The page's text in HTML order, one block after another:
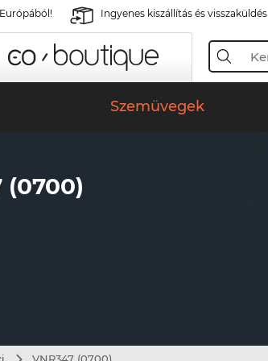
Ingyenes kiszállítás és visszaküldés
Szemüvegek
(0700)